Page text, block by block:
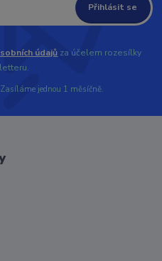
Přihlásit se
údajů za účelem rozesílky
jednou 1 měsíčně.